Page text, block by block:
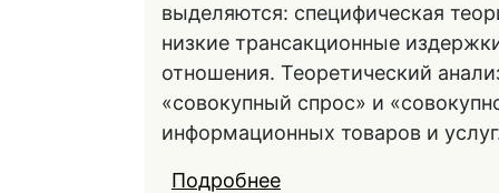
выделяются: специфическая
низкие трансакционные
отношения. Теоретический
«совокупный спрос» и
информационных товаров и
Подробнее